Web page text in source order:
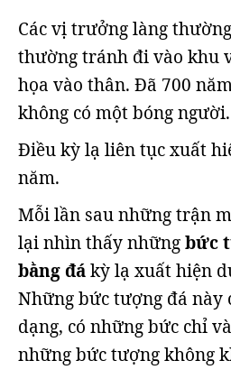
Các vị trưởng làng
thường tránh đi vào khu
họa vào thân. Đã 700
không có một bóng người.
Điều kỳ lạ liên tục xuất
năm.
Mỗi lần sau những trận
lại nhìn thấy nhữngbức
bằng đákỳ lạ xuất hiện
Những bức tượng đá này
dạng, có những bức chỉ
những bức tượng không